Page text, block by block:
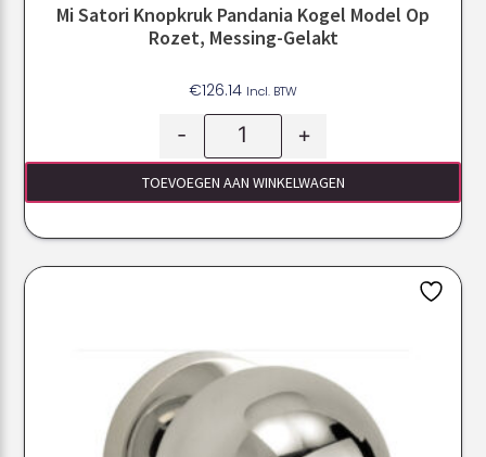
Mi Satori Knopkruk Pandania Kogel Model Op
Rozet, Messing-Gelakt
€126.14 Incl. BTW
- +
TOEVOEGEN AAN WINKELWAGEN